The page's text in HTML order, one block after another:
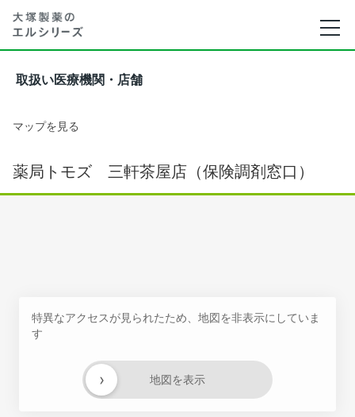
取扱い医療機関・店舗
マップを見る
薬局トモズ 三軒茶屋店（保険調剤窓口）
特異なアクセスが見られたため、地図を非表示にしていま
す
地図を表示
›